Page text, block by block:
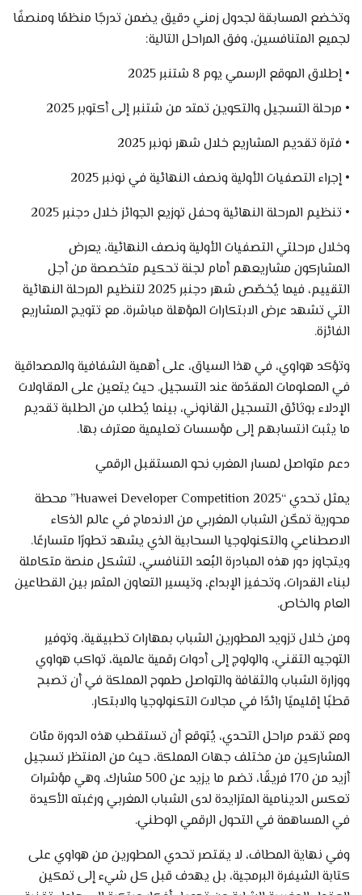
وتخضع المسابقة لجدول زمني دقيق يضمن تدرجًا منظمًا ومنصفًا
لجميع المتنافسين، وفق المراحل التالية:
• إطلاق الموقع الرسمي يوم 8 شتنبر 2025
• مرحلة التسجيل والتكوين تمتد من شتنبر إلى أكتوبر 2025
• فترة تقديم المشاريع خلال شهر نونبر 2025
• إجراء التصفيات الأولية ونصف النهائية في نونبر 2025
• تنظيم المرحلة النهائية وحفل توزيع الجوائز خلال دجنبر 2025
وخلال مرحلتي التصفيات الأولية ونصف النهائية، يعرض
المشاركون مشاريعهم أمام لجنة تحكيم متخصصة من أجل
التقييم، فيما يُخصّص شهر دجنبر 2025 لتنظيم المرحلة النهائية
التي تشهد عرض الابتكارات المؤهلة مباشرة، مع تتويج المشاريع
الفائزة.
وتؤكد هواوي، في هذا السياق، على أهمية الشفافية والمصداقية
في المعلومات المقدّمة عند التسجيل. حيث يتعين على المقاولات
الإدلاء بوثائق التسجيل القانوني، بينما يُطلب من الطلبة تقديم
ما يثبت انتسابهم إلى مؤسسات تعليمية معترف بها.
دعم متواصل لمسار المغرب نحو المستقبل الرقمي
يمثل تحدي “Huawei Developer Competition 2025” محطة
محورية تمكّن الشباب المغربي من الاندماج في عالم الذكاء
الاصطناعي والتكنولوجيا السحابية الذي يشهد تطورًا متسارعًا.
ويتجاوز دور هذه المبادرة البُعد التنافسي، لتشكل منصة متكاملة
لبناء القدرات، وتحفيز الإبداع، وتيسير التعاون المثمر بين القطاعين
العام والخاص.
ومن خلال تزويد المطورين الشباب بمهارات تطبيقية، وتوفير
التوجيه التقني، والولوج إلى أدوات رقمية عالمية، تواكب هواوي
ووزارة الشباب والثقافة والتواصل طموح المملكة في أن تصبح
قطبًا إقليميًا رائدًا في مجالات التكنولوجيا والابتكار.
ومع تقدم مراحل التحدي، يُتوقع أن تستقطب هذه الدورة مئات
المشاركين من مختلف جهات المملكة، حيث من المنتظر تسجيل
أزيد من 170 فريقًا، تضم ما يزيد عن 500 مشارك. وهي مؤشرات
تعكس الدينامية المتزايدة لدى الشباب المغربي ورغبته الأكيدة
في المساهمة في التحول الرقمي الوطني.
وفي نهاية المطاف، لا يقتصر تحدي المطورين من هواوي على
كتابة الشيفرة البرمجية، بل يهدف قبل كل شيء إلى تمكين